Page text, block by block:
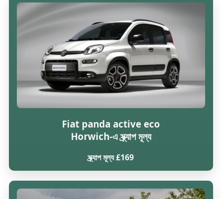
Fiat panda active eco
Horwich-এ স্ক্র্যাপ মূল্য
স্ক্র্যাপ মূল্য £169